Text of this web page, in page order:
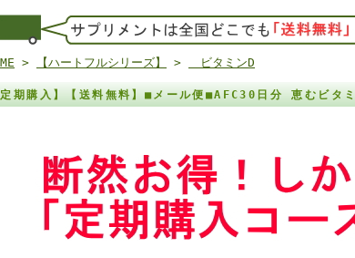
> 【ハートフルシリーズ】 > ビタミンD
期購入】【送料無料】■メール便■AFC30日分 恵むビタ